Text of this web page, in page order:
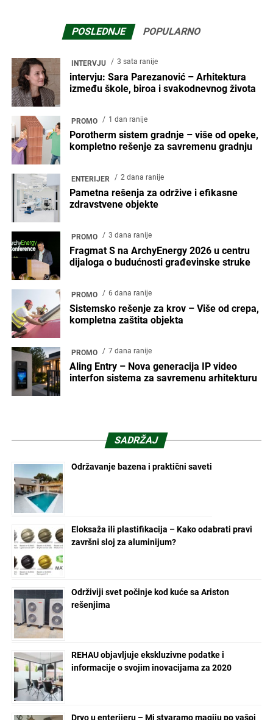
POSLEDNJE POPULARNO
INTERVJU 3 sata ranije
intervju: Sara Parezanović – Arhitektura
između škole, biroa i svakodnevnog života
PROMO 1 dan ranije
Porotherm sistem gradnje – više od opeke,
kompletno rešenje za savremenu gradnju
ENTERIJER 2 dana ranije
Pametna rešenja za održive i efikasne
zdravstvene objekte
PROMO 3 dana ranije
Fragmat S na ArchyEnergy 2026 u centru
dijaloga o budućnosti građevinske struke
PROMO 6 dana ranije
Sistemsko rešenje za krov – Više od crepa,
kompletna zaštita objekta
PROMO 7 dana ranije
Aling Entry – Nova generacija IP video
interfon sistema za savremenu arhitekturu
SADRŽAJ
Održavanje bazena i praktični saveti
Eloksaža ili plastifikacija – Kako odabrati pravi
završni sloj za aluminijum?
Održiviji svet počinje kod kuće sa Ariston
rešenjima
REHAU objavljuje ekskluzivne podatke i
informacije o svojim inovacijama za 2020
Drvo u enterijeru – Mi stvaramo magiju po vašoj